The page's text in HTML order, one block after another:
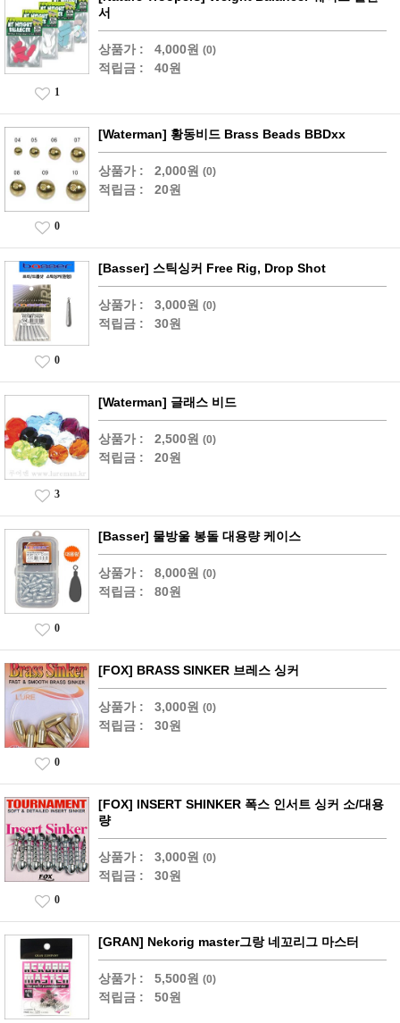
서
상품가 : 4,000원 (0)
적립금 : 40원
1
[Waterman] 황동비드 Brass Beads BBDxx
상품가 : 2,000원 (0)
적립금 : 20원
0
[Basser] 스틱싱커 Free Rig, Drop Shot
상품가 : 3,000원 (0)
적립금 : 30원
0
[Waterman] 글래스 비드
상품가 : 2,500원 (0)
적립금 : 20원
3
[Basser] 물방울 봉돌 대용량 케이스
상품가 : 8,000원 (0)
적립금 : 80원
0
[FOX] BRASS SINKER 브레스 싱커
상품가 : 3,000원 (0)
적립금 : 30원
0
[FOX] INSERT SHINKER 폭스 인서트 싱커 소/대용
량
상품가 : 3,000원 (0)
적립금 : 30원
0
[GRAN] Nekorig master그랑 네꼬리그 마스터
상품가 : 5,500원 (0)
적립금 : 50원